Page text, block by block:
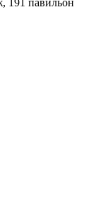
191 павильон